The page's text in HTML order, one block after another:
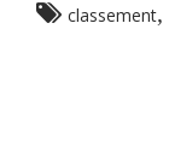
classement,